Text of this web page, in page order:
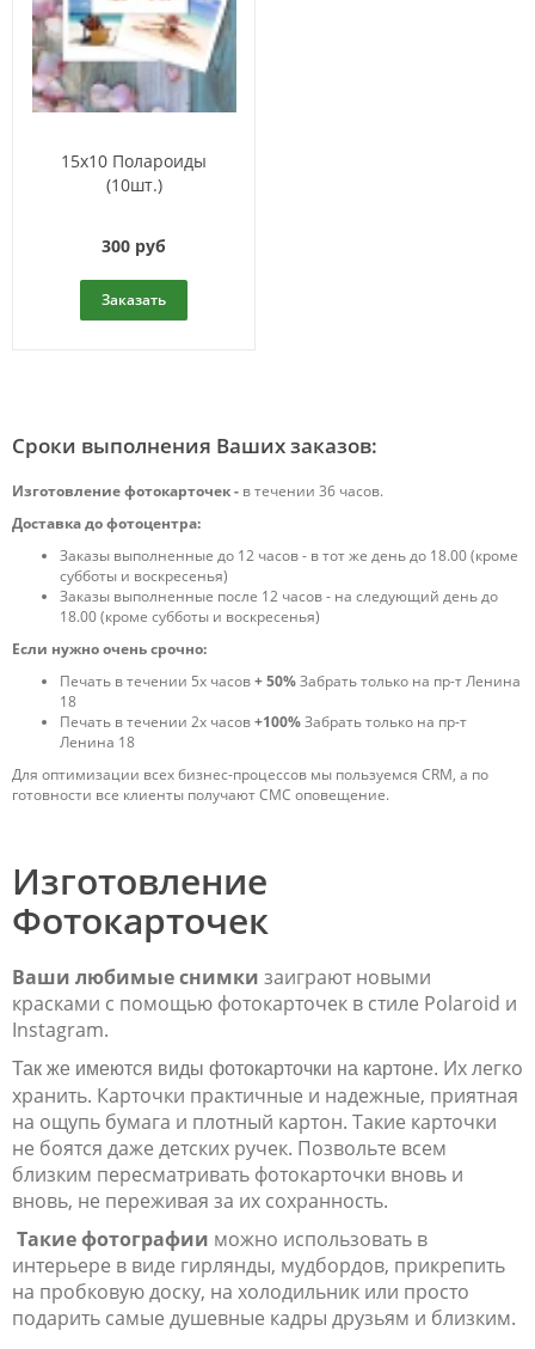
15x10 Полароиды
(10шт.)
300 руб
Заказать
Сроки выполнения Ваших заказов:
Изготовление фотокарточек - в течении 36 часов.
Доставка до фотоцентра:
Заказы выполненные до 12 часов - в тот же день до 18.00 (кроме
субботы и воскресенья)
Заказы выполненные после 12 часов - на следующий день до
18.00 (кроме субботы и воскресенья)
Если нужно очень срочно:
Печать в течении 5х часов+ 50%Забрать только на пр-т Ленина
18
Печать в течении 2х часов+100%Забрать только на пр-т
Ленина 18
Для оптимизации всех бизнес-процессов мы пользуемся CRM, а по
готовности все клиенты получают СМС оповещение.
Изготовление
Фотокарточек
Ваши любимые снимки заиграют новыми
красками с помощью фотокарточек в стиле Polaroid и
Instagram.
Так же имеются виды фотокарточки на картоне. Их легко
хранить. Карточки практичные и надежные, приятная
на ощупь бумага и плотный картон. Такие карточки
не боятся даже детских ручек. Позвольте всем
близким пересматривать фотокарточки вновь и
вновь, не переживая за их сохранность.
Такие фотографии можно использовать в
интерьере в виде гирлянды, мудбордов, прикрепить
на пробковую доску, на холодильник или просто
подарить самые душевные кадры друзьям и близким.